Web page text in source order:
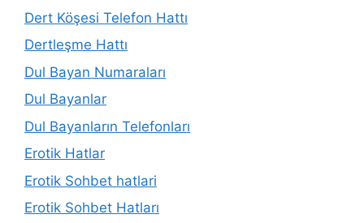
Dert Köşesi Telefon Hattı
Dertleşme Hattı
Dul Bayan Numaraları
Dul Bayanlar
Dul Bayanların Telefonları
Erotik Hatlar
Erotik Sohbet hatlari
Erotik Sohbet Hatları